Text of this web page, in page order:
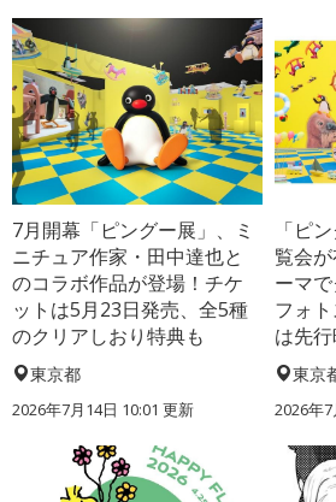
7月開幕「ピングー展」、ミ
ニチュア作家・田中達也と
のコラボ作品が登場！チケ
ットは5月23日発売、全5種
のクリアしおり特典も
東京都
2026年7月14日 10:01 更新
「ピ
覧会
ーマ
フォ
は先
東京
2026年